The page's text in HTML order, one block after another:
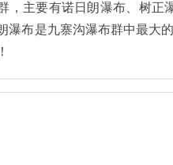
，主要有诺日朗瀑布、树正
瀑布是九寨沟瀑布群中最大